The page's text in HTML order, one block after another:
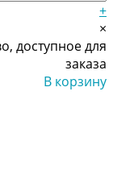
+
×
доступное для
заказа
В корзину